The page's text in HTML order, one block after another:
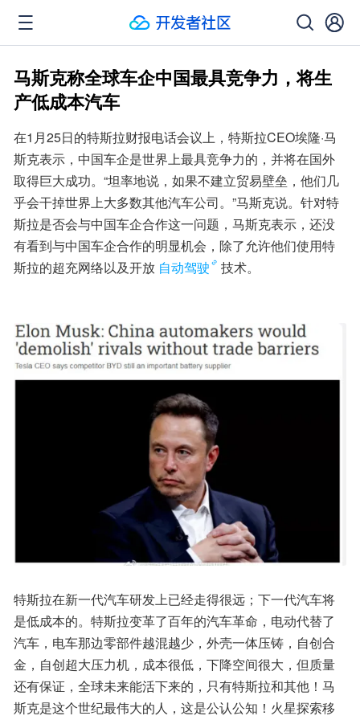
马斯克称全球车企中国最具竞争力，将生
产低成本汽车
在1月25日的特斯拉财报电话会议上，特斯拉CEO埃隆·马
斯克表示，中国车企是世界上最具竞争力的，并将在国外
取得巨大成功。“坦率地说，如果不建立贸易壁垒，他们几
乎会干掉世界上大多数其他汽车公司。”马斯克说。针对特
斯拉是否会与中国车企合作这一问题，马斯克表示，还没
有看到与中国车企合作的明显机会，除了允许他们使用特
斯拉的超充网络以及开放 自动驾驶 技术。
特斯拉在新一代汽车研发上已经走得很远；下一代汽车将
是低成本的。特斯拉变革了百年的汽车革命，电动代替了
汽车，电车那边零部件越混越少，外壳一体压铸，自创合
金，自创超大压力机，成本很低，下降空间很大，但质量
还有保证，全球未来能活下来的，只有特斯拉和其他！马
斯克是这个世纪最伟大的人，这是公认公知！火星探索移